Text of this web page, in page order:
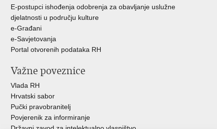
E-postupci ishođenja odobrenja za obavljanje uslužne
djelatnosti u području kulture
e-Građani
e-Savjetovanja
Portal otvorenih podataka RH
Važne poveznice
Vlada RH
Hrvatski sabor
Pučki pravobranitelj
Povjerenik za informiranje